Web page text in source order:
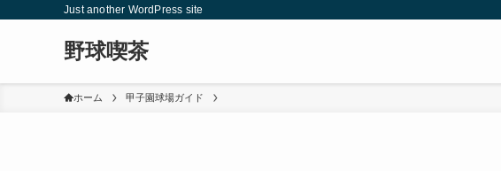
Just another WordPress site
野球喫茶
ホーム 甲子園球場ガイド